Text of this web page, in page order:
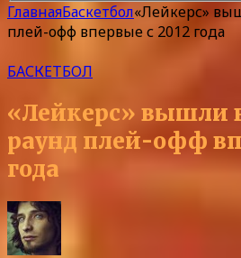
ГлавнаяБаскетбол«Лейкерс»
плей-офф впервые с 2012 года
БАСКЕТБОЛ
«Лейкерс» вышли
раунд плей-офф
года